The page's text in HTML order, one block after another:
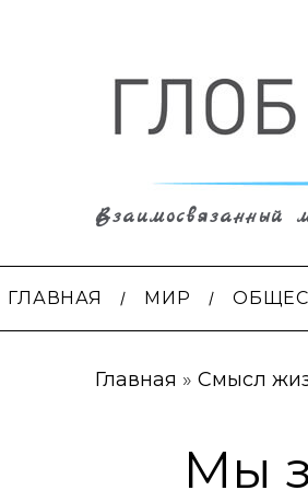
Взаимосвязанный
ГЛАВНАЯ МИР
Главная » Смысл
Мы